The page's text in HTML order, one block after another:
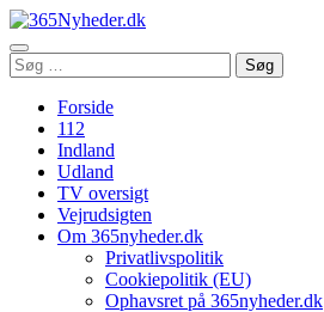
Åbn
menu
Søg
efter:
Søg
Forside
112
Indland
Udland
TV oversigt
Vejrudsigten
Om 365nyheder.dk
Privatlivspolitik
Cookiepolitik (EU)
Ophavsret på 365nyheder.dk